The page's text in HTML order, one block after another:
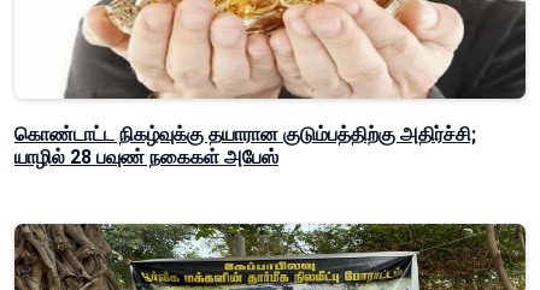
கொண்டாட்ட நிகழ்வுக்கு தயாரான குடும்பத்திற்கு அதிர்ச்சி;
யாழில் 28 பவுண் நகைகள் அபேஸ்